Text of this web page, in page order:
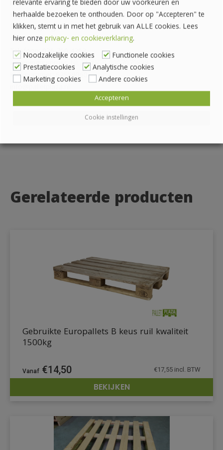
telefoon, per e-mail of via de online chat.
Pallethandel Pallet Plaza B.V.
Draaibrugweg 2
1332 AC Almere
Telefoon: 036 760 4262
Rekeningnummer: NL24 INGB 0007070888
KvK-nummer: 62559060
info@palletplaza.nl
Gerelateerde producten
DETAILS
Gebruikte Europallets B keus ruil kwaliteit
1500kg
€14,50 €17,55 incl. BTW
BEKIJKEN
relevante ervaring te bieden door uw voorkeuren en
herhaalde bezoeken te onthouden. Door op "Accepteren" te
klikken, stemt u in met het gebruik van ALLE cookies. Lees
hier onze privacy- en cookieverklaring.
Noodzakelijke cookies
Functionele cookies
Prestatiecookies
Analytische cookies
Marketing cookies
Andere cookies
Cookie instellingen
Accepteren